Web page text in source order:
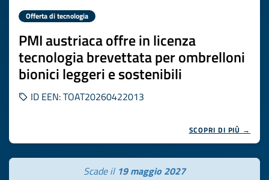
Offerta di tecnologia
PMI austriaca offre in licenza
tecnologia brevettata per ombrelloni
bionici leggeri e sostenibili
ID EEN: TOAT20260422013
SCOPRI DI PIÙ →
Scade il 19 maggio 2027